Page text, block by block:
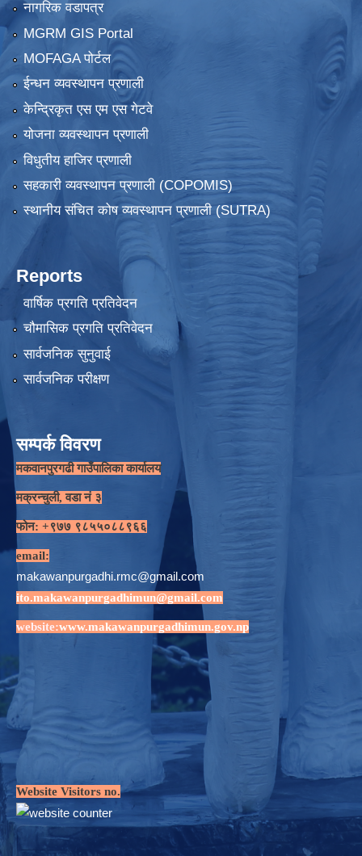
नागरिक वडापत्र
MGRM GIS Portal
MOFAGA पोर्टल
ईन्धन व्यवस्थापन प्रणाली
केन्द्रिकृत एस एम एस गेटवे
योजना व्यवस्थापन प्रणाली
विधुतीय हाजिर प्रणाली
सहकारी व्यवस्थापन प्रणाली (COPOMIS)
स्थानीय संचित कोष व्यवस्थापन प्रणाली (SUTRA)
Reports
वार्षिक प्रगति प्रतिवेदन
चौमासिक प्रगति प्रतिवेदन
सार्वजनिक सुनुवाई
सार्वजनिक परीक्षण
सम्पर्क विवरण
मकवानपुरगढी गाउँपालिका कार्यालय
मक्रन्चुली, वडा नं ३
फोन: +९७७ ९८५५०८८९६६
email:
makawanpurgadhi.rmc@gmail.com
ito.makawanpurgadhimun@gmail.com
website:www.makawanpurgadhimun.gov.np
Website Visitors no.